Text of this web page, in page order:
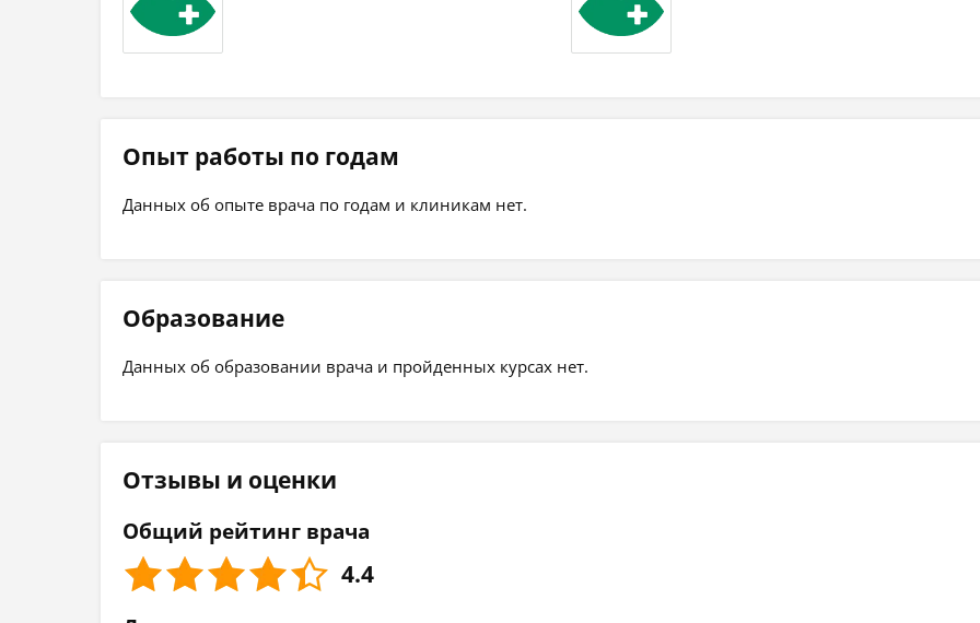
Опыт работы по годам
Данных об опыте врача по годам и клиникам нет.
Образование
Данных об образовании врача и пройденных курсах нет.
Отзывы и оценки
Общий рейтинг врача
4.4